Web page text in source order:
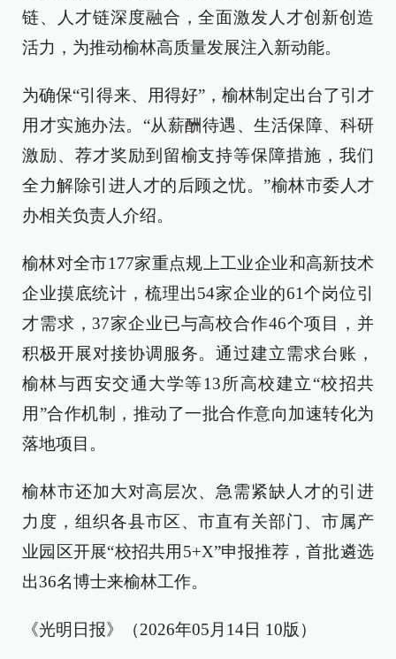
链、人才链深度融合，全面激发人才创新创造
活力，为推动榆林高质量发展注入新动能。
为确保“引得来、用得好”，榆林制定出台了引才
用才实施办法。“从薪酬待遇、生活保障、科研
激励、荐才奖励到留榆支持等保障措施，我们
全力解除引进人才的后顾之忧。”榆林市委人才
办相关负责人介绍。
榆林对全市177家重点规上工业企业和高新技术
企业摸底统计，梳理出54家企业的61个岗位引
才需求，37家企业已与高校合作46个项目，并
积极开展对接协调服务。通过建立需求台账，
榆林与西安交通大学等13所高校建立“校招共
用”合作机制，推动了一批合作意向加速转化为
落地项目。
榆林市还加大对高层次、急需紧缺人才的引进
力度，组织各县市区、市直有关部门、市属产
业园区开展“校招共用5+X”申报推荐，首批遴选
出36名博士来榆林工作。
《光明日报》（2026年05月14日 10版）